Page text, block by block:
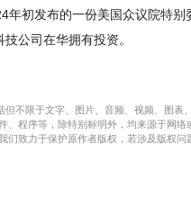
年初发布的一份美国众议院特别
公司在华拥有投资。
不限于文字、图片、音频、视频、图表
、程序等，除特别标明外，均来源于网络
们致力于保护原作者版权，若涉及版权问